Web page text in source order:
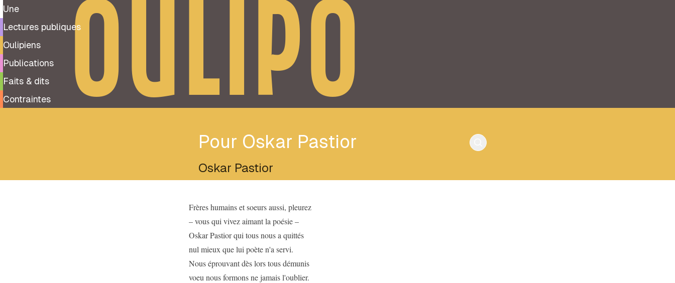
Une
Lectures publiques
Oulipiens
Publications
Faits & dits
Contraintes
OULIPO
Pour Oskar Pastior
Oskar Pastior
Frères humains et soeurs aussi, pleurez
– vous qui vivez aimant la poésie –
Oskar Pastior qui tous nous a quittés
nul mieux que lui poète n'a servi.
Nous éprouvant dès lors tous démunis
voeu nous formons ne jamais l'oublier.